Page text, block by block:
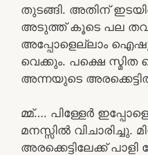
തുടങ്ങി. അതിന്
അടുത്ത് കൂടെ പല
അപ്പോളെല്ലാം
വെക്കും. പക്ഷെ
അന്നയുടെ
മ്മ്…. പിള്ളേർ
മനസ്സിൽ വിചാരിച്ചു.
അരക്കെട്ടിലേക്ക്